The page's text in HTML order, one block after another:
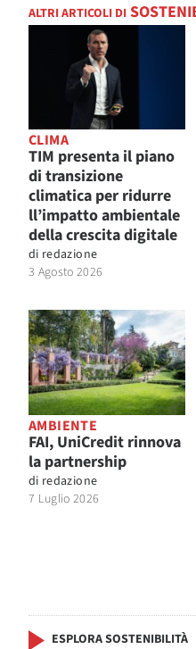
ALTRI ARTICOLI DI
CLIMA
TIM presenta il piano
di transizione
climatica per ridurre
ll’impatto ambientale
della crescita digitale
di redazione
3 Agosto 2026
AMBIENTE
FAI, UniCredit rinnova
la partnership
di redazione
7 Luglio 2026
ESPLORA SOSTENIBILITÀ